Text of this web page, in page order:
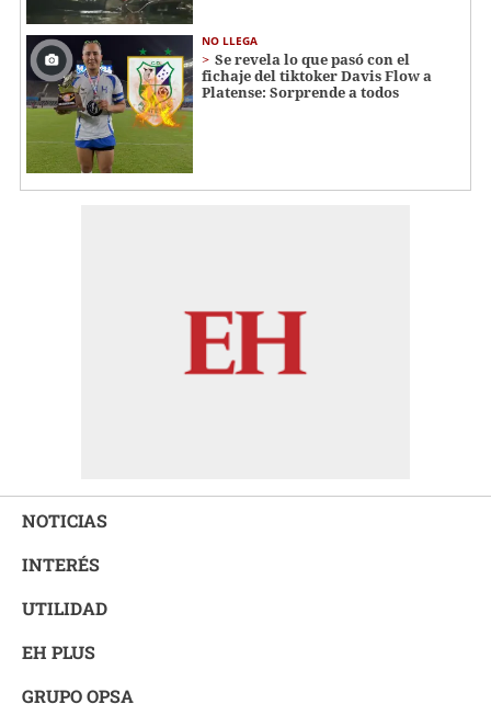
NO LLEGA
Se revela lo que pasó con el
fichaje del tiktoker Davis Flow a
Platense: Sorprende a todos
NOTICIAS
INTERÉS
UTILIDAD
EH PLUS
GRUPO OPSA